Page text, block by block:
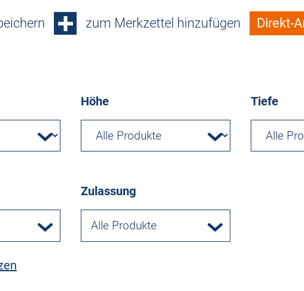
zum Merkzettel hinzufügen Direkt-
Höhe Tiefe
Zulassung
Alle Produkte